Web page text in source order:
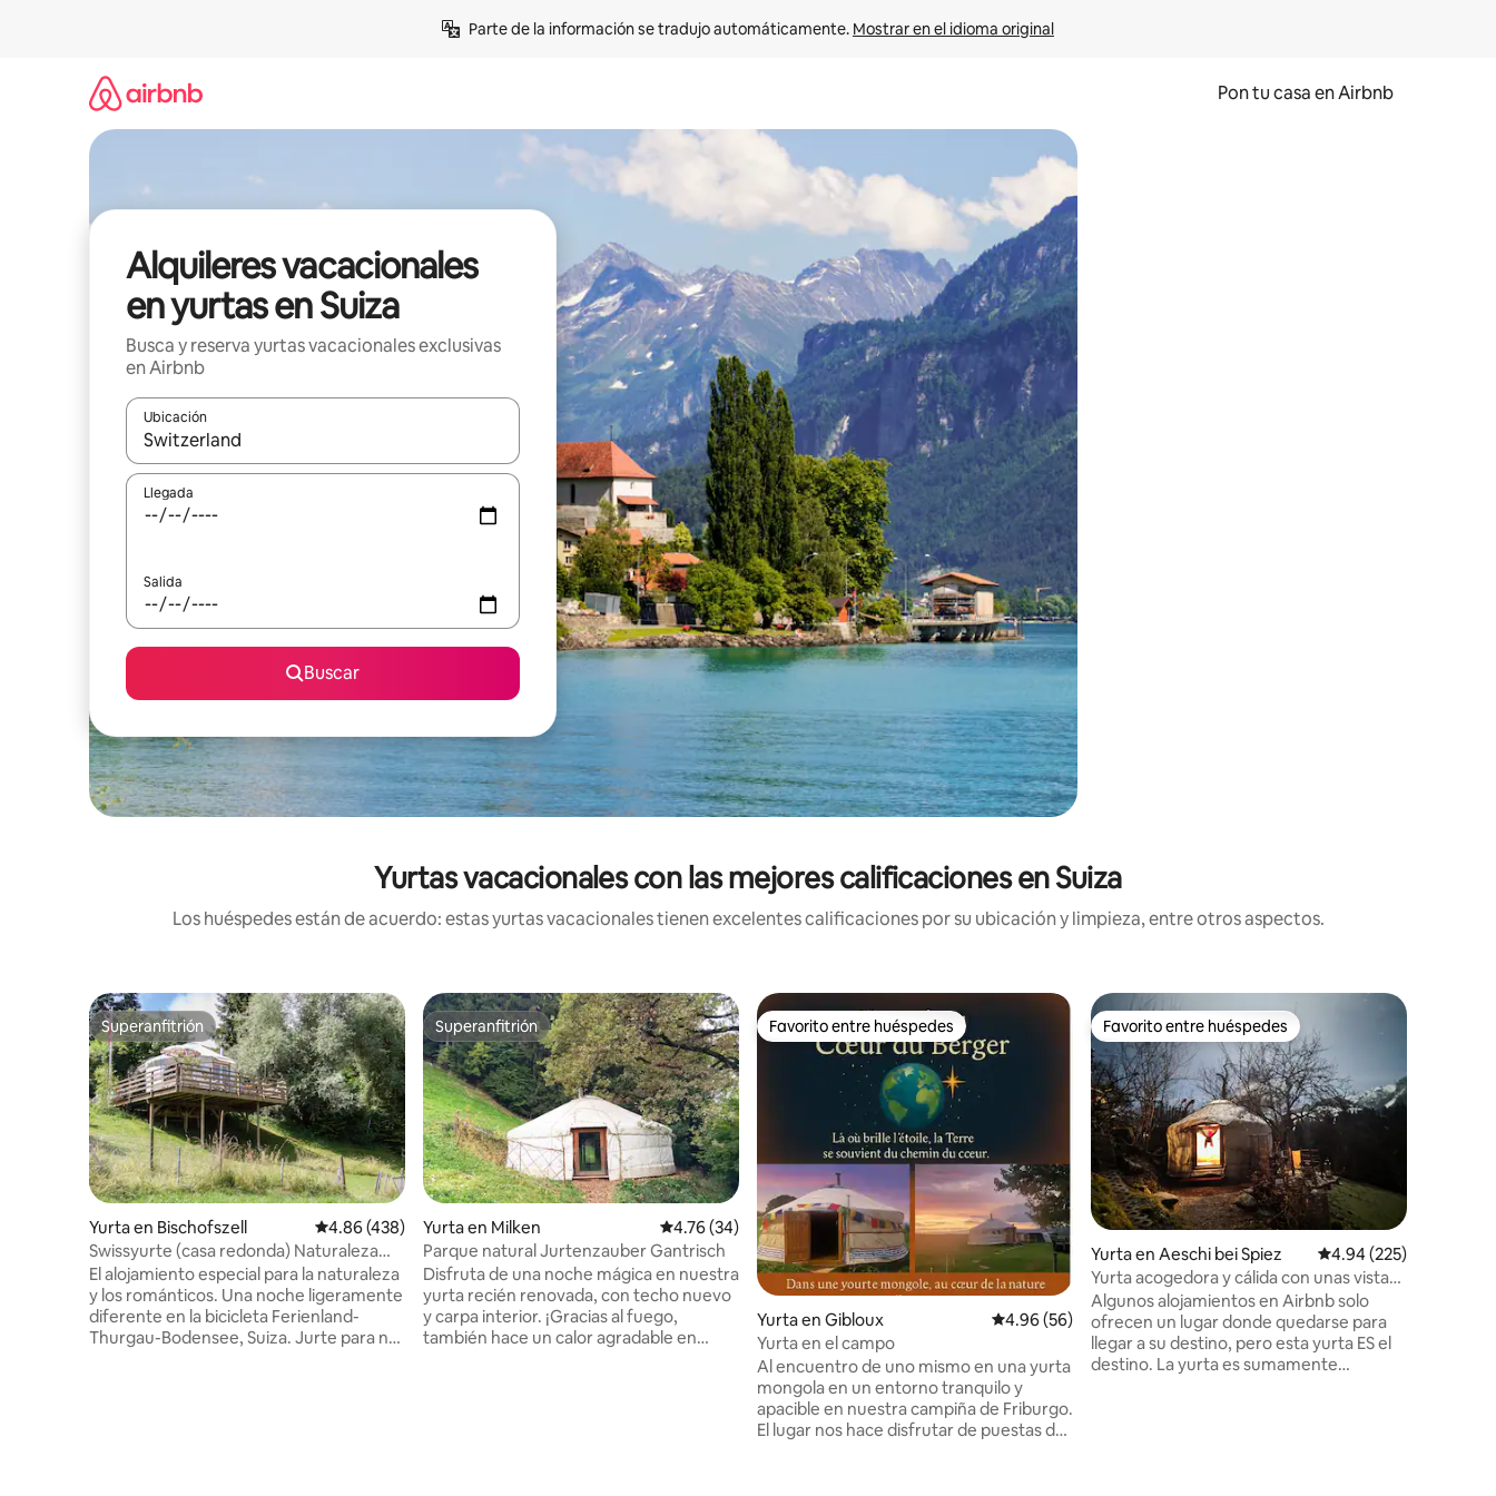
Parte de la información se tradujo automáticamente. Mostrar en el idioma original
Pon tu casa en Airbnb
Alquileres vacacionales
en yurtas en Suiza
Busca y reserva yurtas vacacionales exclusivas
en Airbnb
Ubicación
Cuando los resultados estén disponibles, navega con las teclas de flecha hacia arriba y hacia abajo o explora con el tacto o desliza el dedo.
Llegada
Salida
Buscar
Yurtas vacacionales con las mejores calificaciones en Suiza
Los huéspedes están de acuerdo: estas yurtas vacacionales tienen excelentes calificaciones por su ubicación y limpieza, entre otros aspectos.
Superanfitrión
Superanfitrión
Yurta en Bischofszell Calificación promedio: 4.86 de 5, 438 reseñas
4.86 (438)
Swissyurte (casa redonda) Naturaleza
pura Ideal para 2 personas
El alojamiento especial para la naturaleza
y los románticos. Una noche ligeramente
diferente en la bicicleta Ferienland-
Thurgau-Bodensee, Suiza. Jurte para no
Superanfitrión
Superanfitrión
Yurta en Milken Calificación promedio: 4.76 de 5, 34 reseñas
4.76 (34)
Parque natural Jurtenzauber Gantrisch
Disfruta de una noche mágica en nuestra
yurta recién renovada, con techo nuevo
y carpa interior. ¡Gracias al fuego,
también hace un calor agradable en
Favorito entre huéspedes
Favorito entre huéspedes
Yurta en Gibloux Calificación promedio: 4.96 de 5, 56 reseñas
4.96 (56)
Yurta en el campo
Al encuentro de uno mismo en una yurta
mongola en un entorno tranquilo y
apacible en nuestra campiña de Friburgo.
El lugar nos hace disfrutar de puestas de
Favorito entre huéspedes
Favorito entre huéspedes
Yurta en Aeschi bei Spiez Calificación promedio:
4.94 (225)
Yurta acogedora y cálida con unas vistas
magníficas
Algunos alojamientos en Airbnb solo
ofrecen un lugar donde quedarse para
llegar a su destino, pero esta yurta ES el
destino. La yurta es sumamente